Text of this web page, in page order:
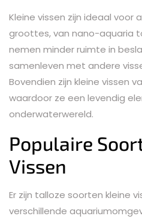
Kleine vissen zijn ideaal voor
groottes, van nano-aquaria
nemen minder ruimte in
samenleven met andere
Bovendien zijn kleine vissen
waardoor ze een levendig
onderwaterwereld.
Populaire
Vissen
Er zijn talloze soorten kleine
verschillende